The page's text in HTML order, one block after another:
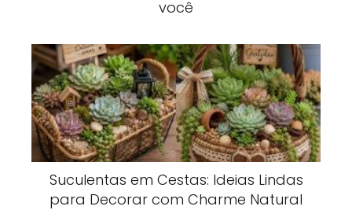
você
Suculentas em Cestas: Ideias Lindas
para Decorar com Charme Natural